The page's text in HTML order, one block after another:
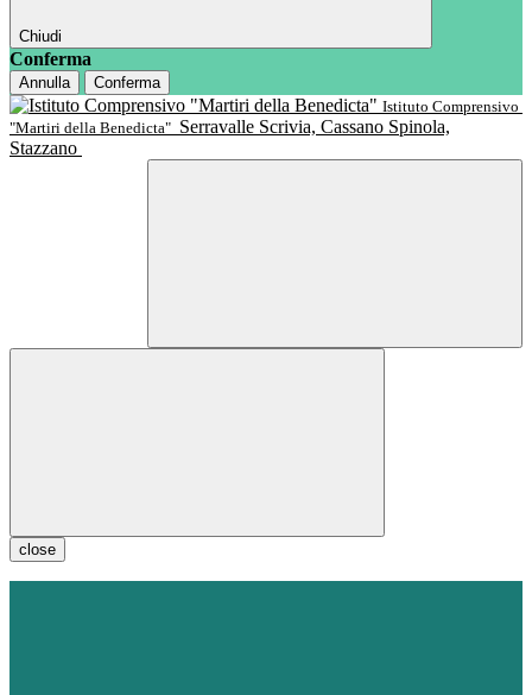
Chiudi
Conferma
Annulla
Conferma
Istituto Comprensivo
"Martiri della Benedicta" Serravalle Scrivia, Cassano Spinola,
Stazzano
close